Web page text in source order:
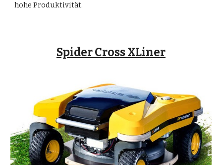
hohe Produktivität.
Spider Cross XLiner